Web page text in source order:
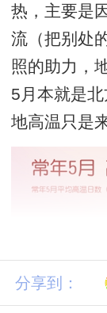
热，主要是
流（把别处
照的助力，
5月本就是
地高温只是
分享到：